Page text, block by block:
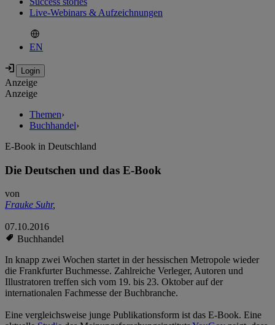
Live-Webinars & Aufzeichnungen
EN
Anzeige
Anzeige
Themen›
Buchhandel›
E-Book in Deutschland
Die Deutschen und das E-Book
von
Frauke Suhr,
07.10.2016
Buchhandel
In knapp zwei Wochen startet in der hessischen Metropole wieder
die Frankfurter Buchmesse. Zahlreiche Verleger, Autoren und
Illustratoren treffen sich vom 19. bis 23. Oktober auf der
internationalen Fachmesse der Buchbranche.
Eine vergleichsweise junge Publikationsform ist das E-Book. Eine